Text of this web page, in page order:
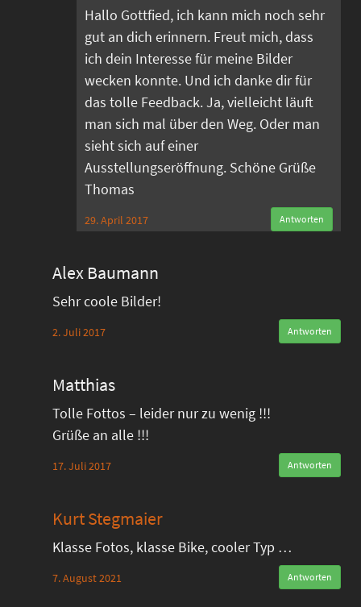
Hallo Gottfied, ich kann mich noch sehr
gut an dich erinnern. Freut mich, dass
ich dein Interesse für meine Bilder
wecken konnte. Und ich danke dir für
das tolle Feedback. Ja, vielleicht läuft
man sich mal über den Weg. Oder man
sieht sich auf einer
Ausstellungseröffnung. Schöne Grüße
Thomas
29. April 2017 Antworten
Alex Baumann
Sehr coole Bilder!
2. Juli 2017 Antworten
Matthias
Tolle Fottos – leider nur zu wenig !!!
Grüße an alle !!!
17. Juli 2017 Antworten
Kurt Stegmaier
Klasse Fotos, klasse Bike, cooler Typ …
7. August 2021 Antworten